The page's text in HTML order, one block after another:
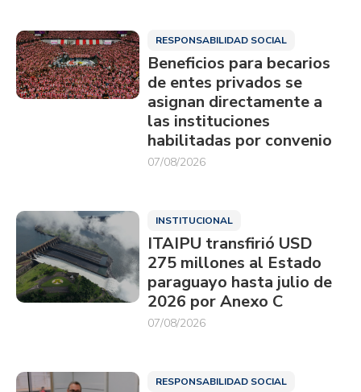
RESPONSABILIDAD SOCIAL
Beneficios para becarios
de entes privados se
asignan directamente a
las instituciones
habilitadas por convenio
07/08/2026
INSTITUCIONAL
ITAIPU transfirió USD
275 millones al Estado
paraguayo hasta julio de
2026 por Anexo C
07/08/2026
RESPONSABILIDAD SOCIAL